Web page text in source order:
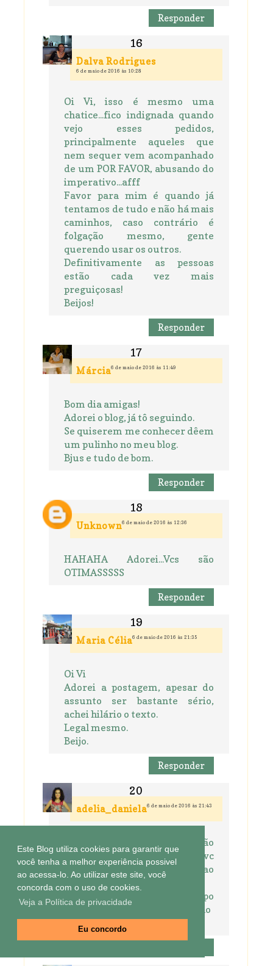
Este Blog utiliza cookies para garantir que
você tenha a melhor experiência possivel
ao acessa-lo. Ao utilizar este site, você
concorda com o uso de cookies.
Veja a Política de privacidade
Eu concordo
Responder
Dalva Rodrigues
6 de maio de 2016 às 10:28
Oi Vi, isso é mesmo uma
chatice...fico indignada quando
vejo esses pedidos,
principalmente aqueles que
nem sequer vem acompanhado
de um POR FAVOR, abusando do
imperativo...afff
Favor para mim é quando já
tentamos de tudo e não há mais
caminhos, caso contrário é
folgação mesmo, gente
querendo usar os outros.
Definitivamente as pessoas
estão cada vez mais
preguiçosas!
Beijos!
Responder
Márcia6 de maio de 2016 às 11:49
Bom dia amigas!
Adorei o blog, já tô seguindo.
Se quiserem me conhecer dêem
um pulinho no meu blog.
Bjus e tudo de bom.
Responder
Unknown6 de maio de 2016 às 12:36
HAHAHA Adorei...Vcs são
OTIMASSSSS
Responder
Maria Célia6 de maio de 2016 às 21:35
Oi Vi
Adorei a postagem, apesar do
assunto ser bastante sério,
achei hilário o texto.
Legal mesmo.
Beijo.
Responder
adelia_daniela6 de maio de 2016 às 21:43
pra mim é o ó quando não se dão
ao trabalho de ler o que vc
escreveu!nem me dou ao
trabalho de responder!!!
http://adeliadanielablog.blogspo
t.com.br/2016/05/apresentacao
-dia-das-maes-2015.html